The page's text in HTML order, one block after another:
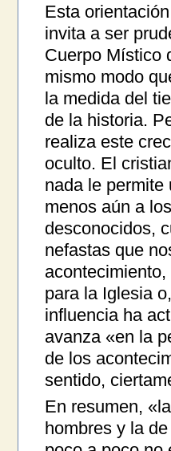
Esta
invita a ser
Cuerpo Místico
mismo modo
la medida del
de la historia.
realiza este
oculto. El
nada le permite
menos aún a
desconocidos,
nefastas que
para la Iglesia
influencia ha
avanza «en la
de los
sentido,
En resumen,
hombres y la